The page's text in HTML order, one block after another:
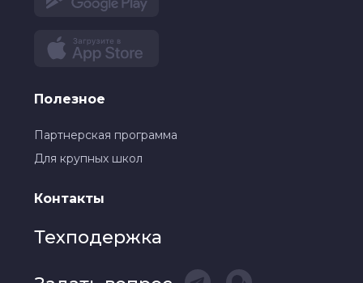
Полезное
Партнерская программа
Для крупных школ
Контакты
Техподержка